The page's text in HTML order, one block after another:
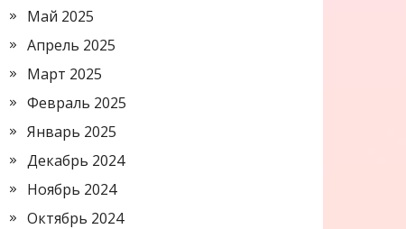
Май 2025
Апрель 2025
Март 2025
Февраль 2025
Январь 2025
Декабрь 2024
Ноябрь 2024
Октябрь 2024